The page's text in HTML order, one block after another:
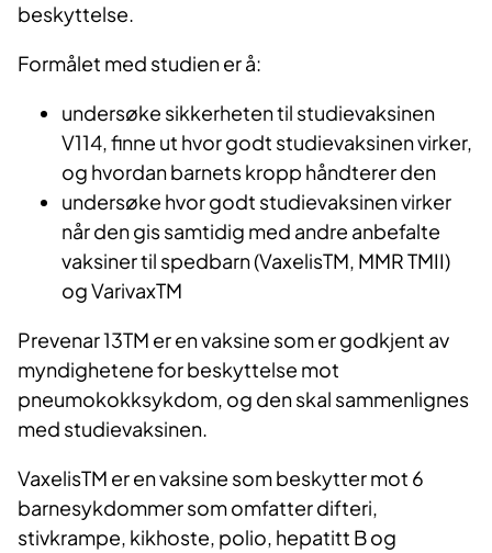
beskyttelse.
Formålet med studien er å:
undersøke sikkerheten til studievaksinen
V114, finne ut hvor godt studievaksinen virker,
og hvordan barnets kropp håndterer den
undersøke hvor godt studievaksinen virker
når den gis samtidig med andre anbefalte
vaksiner til spedbarn (VaxelisTM, MMR TMII)
og VarivaxTM
Prevenar 13TM er en vaksine som er godkjent av
myndighetene for beskyttelse mot
pneumokokksykdom, og den skal sammenlignes
med studievaksinen.
VaxelisTM er en vaksine som beskytter mot 6
barnesykdommer som omfatter difteri,
stivkrampe, kikhoste, polio, hepatitt B og